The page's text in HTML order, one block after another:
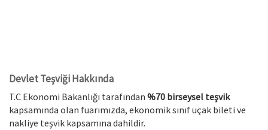
Devlet Teşviği Hakkında
T.C Ekonomi Bakanlığı tarafından %70 birseysel teşvik
kapsamında olan fuarımızda, ekonomik sınıf uçak bileti ve
nakliye teşvik kapsamına dahildir.